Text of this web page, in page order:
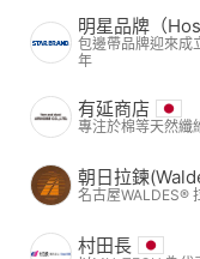
明星品牌（
包邊帶品牌迎來成
年
有延商店
專注於棉等天然纖
朝日拉鍊
名古屋WALDES®
村田長